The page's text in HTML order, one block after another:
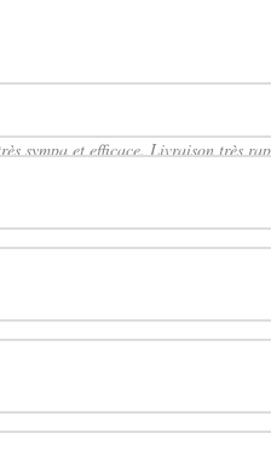
sympa et efficace. Livraison très